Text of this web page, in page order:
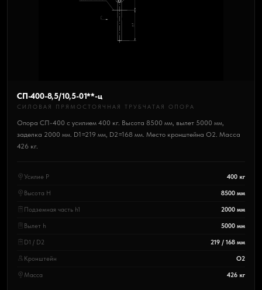
СП-400-8,5/10,5-01**-ц
СИЛОВАЯ ПРЯМОСТОЯЧНАЯ ТРУБЧАТАЯ ОПОРА
Опора СП-400 с усилием 400 кг. Высота 8500 мм, вылет 5000 мм,
заделка 2000 мм. D1=219 мм, D2=168 мм. Место кронштейна О2. Масса
426 кг.
Усилие P 400 кг
Высота H 8500 мм
Подземная часть h1 2000 мм
Вылет h 5000 мм
D1 / D2 219 / 168 мм
Кронштейн О2
Масса 426 кг